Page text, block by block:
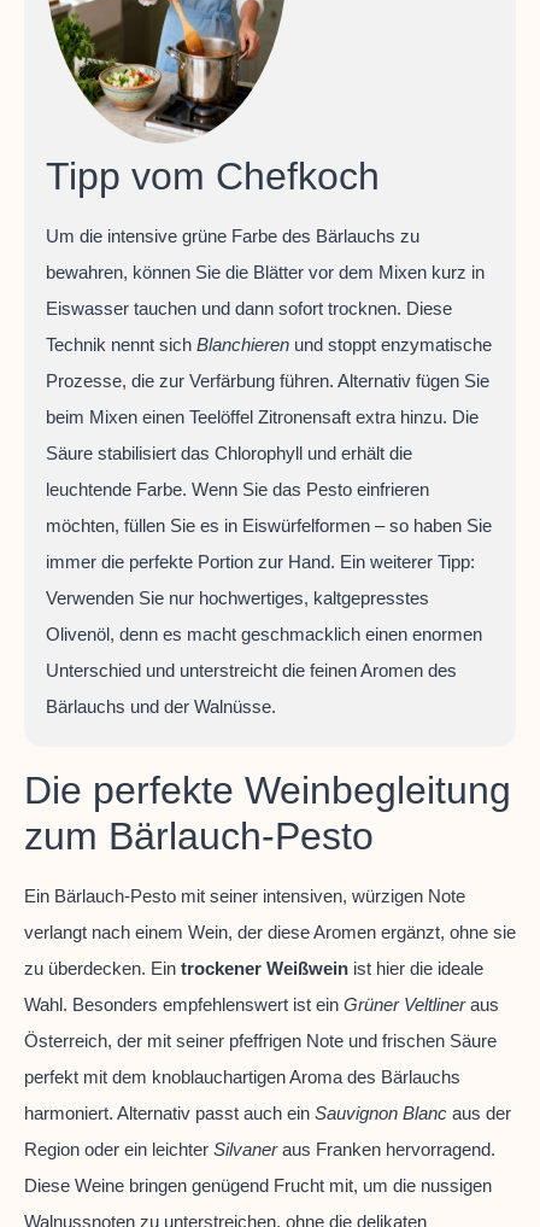
Tipp vom Chefkoch
Um die intensive grüne Farbe des Bärlauchs zu
bewahren, können Sie die Blätter vor dem Mixen kurz in
Eiswasser tauchen und dann sofort trocknen. Diese
Technik nennt sich Blanchierenund stoppt enzymatische
Prozesse, die zur Verfärbung führen. Alternativ fügen Sie
beim Mixen einen Teelöffel Zitronensaft extra hinzu. Die
Säure stabilisiert das Chlorophyll und erhält die
leuchtende Farbe. Wenn Sie das Pesto einfrieren
möchten, füllen Sie es in Eiswürfelformen – so haben Sie
immer die perfekte Portion zur Hand. Ein weiterer Tipp:
Verwenden Sie nur hochwertiges, kaltgepresstes
Olivenöl, denn es macht geschmacklich einen enormen
Unterschied und unterstreicht die feinen Aromen des
Bärlauchs und der Walnüsse.
Die perfekte Weinbegleitung
zum Bärlauch-Pesto
Ein Bärlauch-Pesto mit seiner intensiven, würzigen Note
verlangt nach einem Wein, der diese Aromen ergänzt, ohne sie
zu überdecken. Ein trockener Weißwein ist hier die ideale
Wahl. Besonders empfehlenswert ist ein Grüner Veltlineraus
Österreich, der mit seiner pfeffrigen Note und frischen Säure
perfekt mit dem knoblauchartigen Aroma des Bärlauchs
harmoniert. Alternativ passt auch ein Sauvignon Blanc aus der
Region oder ein leichter Silvaneraus Franken hervorragend.
Diese Weine bringen genügend Frucht mit, um die nussigen
Walnussnoten zu unterstreichen, ohne die delikaten